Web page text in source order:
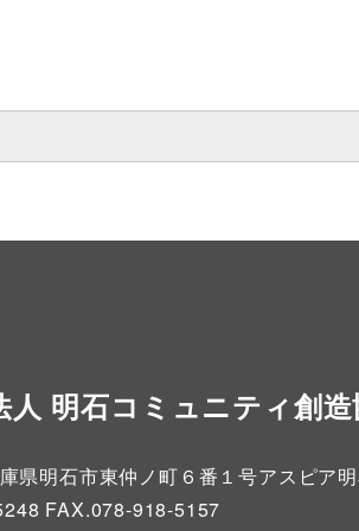
人 明石コミュニティ創
県明石市東仲ノ町６番１号アスピア
FAX.078-918-5157